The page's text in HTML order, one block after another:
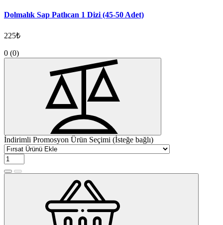
Dolmalık Sap Patlıcan 1 Dizi (45-50 Adet)
225₺
0 (0)
İndirimli Promosyon Ürün Seçimi (İsteğe bağlı)